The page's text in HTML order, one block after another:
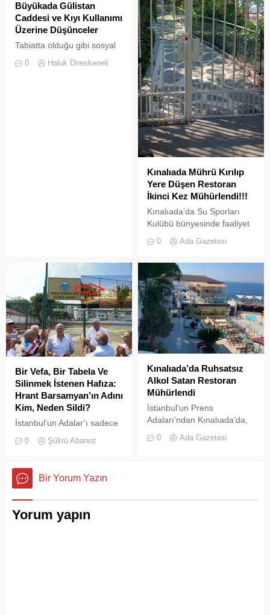
Büyükada Gülistan
Caddesi ve Kıyı Kullanımı
Üzerine Düşünceler
Tabiatta olduğu gibi sosyal
süre karşılıksız kalmaz;
0 Haluk Direskeneli
Kınalıada Mührü Kırılıp
Yere Düşen Restoran
İkinci Kez Mühürlendi!!!
Kınalıada’da Su Sporları
Kulübü bünyesinde faaliyet
ruhsat usulsüzlüğü ve adres
Adalar Belediyesi tarafından
mühürlendi.
0 Ada Gazetesi
Bir Vefa, Bir Tabela Ve
Silinmek İstenen Hafıza:
Hrant Barsamyan’ın Adını
Kim, Neden Sildi?
İstanbul’un Adalar’ı sadece
vapurların yanaştığı,
yazlıkçıların nefes aldığı
aynı zamanda bu şehrin çok
kültürlü hafızası,
tanıklarıdır.
0 Şükrü Abanoz
Kınalıada’da Ruhsatsız
Alkol Satan Restoran
Mühürlendi
İstanbul’un Prens
Adaları’ndan Kınalıada’da,
Su Sporları Kulübü
bünyesinde faaliyet
0 Ada Gazetesi
Bir Yorum Yazın
Yorum yapın